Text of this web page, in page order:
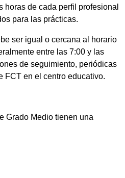
horas de cada perfil profesional
para las prácticas.
ser igual o cercana al horario
entre las 7:00 y las
de seguimiento, periódicas
FCT en el centro educativo.
Grado Medio tienen una